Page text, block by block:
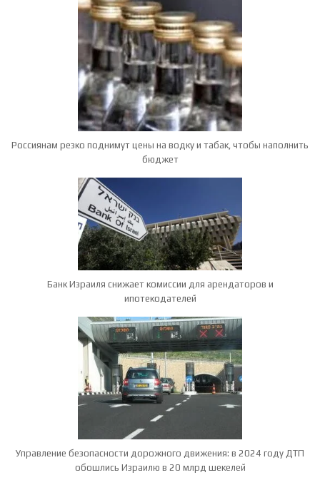
Россиянам резко поднимут цены на водку и табак, чтобы наполнить
бюджет
Банк Израиля снижает комиссии для арендаторов и
ипотекодателей
Управление безопасности дорожного движения: в 2024 году ДТП
обошлись Израилю в 20 млрд шекелей